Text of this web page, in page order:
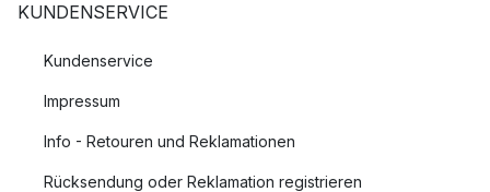
KUNDENSERVICE
Kundenservice
Impressum
Info - Retouren und Reklamationen
Rücksendung oder Reklamation registrieren